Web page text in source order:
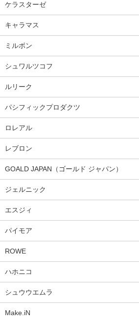
ケラスターゼ
キャラマス
ミルボン
シュワルツコフ
ルリーク
パシフィックプロダクツ
ロレアル
レブロン
GOALD JAPAN（ゴールド ジャパン）
ジェルニック
エスジィ
パイモア
ROWE
ハホニコ
シュウウエムラ
Make.iN